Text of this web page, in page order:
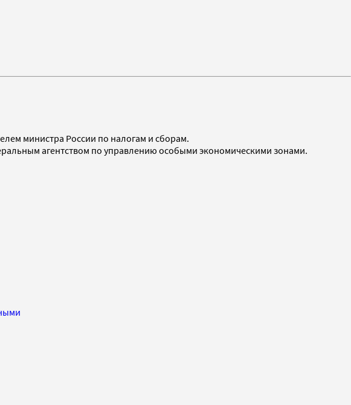
министра России по налогам и сборам.
агентством по управлению особыми экономическими зонами.